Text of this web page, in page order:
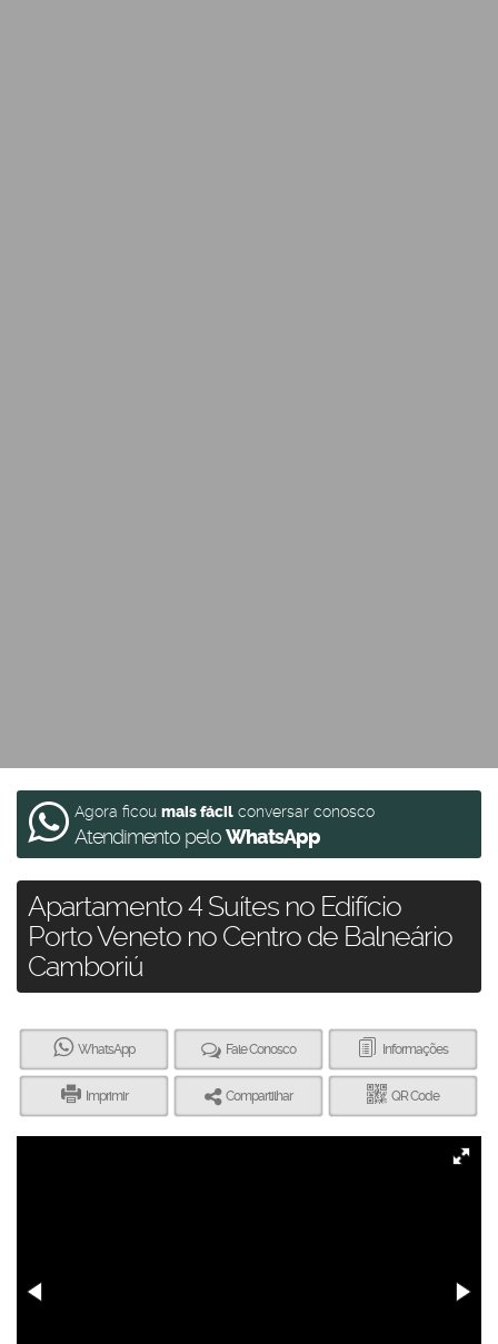
Agora ficou mais fácil conversar conosco
Atendimento peloWhatsApp
Apartamento 4 Suítes no Edifício
Porto Veneto no Centro de Balneário
Camboriú
WhatsApp Fale Conosco Informações
Imprimir Compartilhar QR Code